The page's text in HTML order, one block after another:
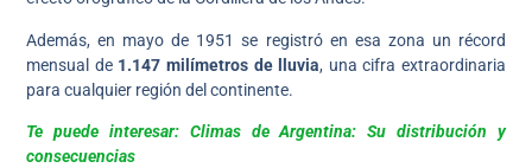
Además, en mayo de 1951 se registró en esa zona un récord
mensual de 1.147 milímetros de lluvia, una cifra extraordinaria
para cualquier región del continente.
Te puede interesar: Climas de Argentina: Su distribución y
consecuencias